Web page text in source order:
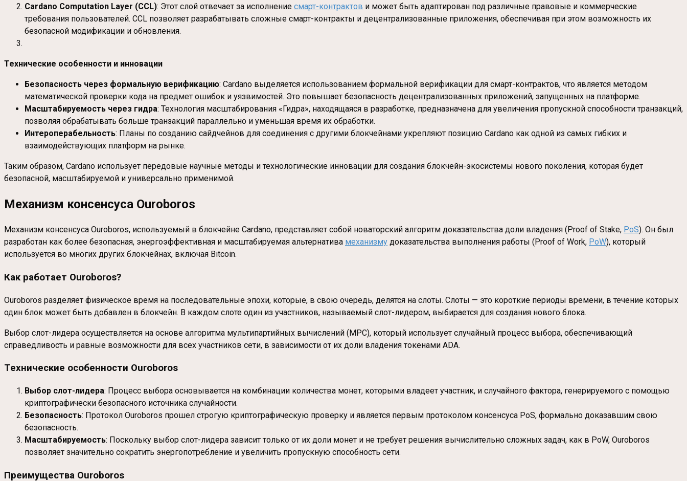
Cardano Computation Layer (CCL): Этот слой отвечает за исполнение смарт-контрактов и может быть адаптирован под различные правовые и коммерческие
требования пользователей. CCL позволяет разрабатывать сложные смарт-контракты и децентрализованные приложения, обеспечивая при этом возможность их
безопасной модификации и обновления.
Технические особенности и инновации
Безопасность через формальную верификацию: Cardano выделяется использованием формальной верификации для смарт-контрактов, что является методом
математической проверки кода на предмет ошибок и уязвимостей. Это повышает безопасность децентрализованных приложений, запущенных на платформе.
Масштабируемость через гидра: Технология масштабирования «Гидра», находящаяся в разработке, предназначена для увеличения пропускной способности транзакций,
позволяя обрабатывать больше транзакций параллельно и уменьшая время их обработки.
Интероперабельность: Планы по созданию сайдчейнов для соединения с другими блокчейнами укрепляют позицию Cardano как одной из самых гибких и
взаимодействующих платформ на рынке.
Таким образом, Cardano использует передовые научные методы и технологические инновации для создания блокчейн-экосистемы нового поколения, которая будет
безопасной, масштабируемой и универсально применимой.
Механизм консенсуса Ouroboros
Механизм консенсуса Ouroboros, используемый в блокчейне Cardano, представляет собой новаторский алгоритм доказательства доли владения (Proof of Stake, PoS). Он был
разработан как более безопасная, энергоэффективная и масштабируемая альтернатива механизму доказательства выполнения работы (Proof of Work, PoW), который
используется во многих других блокчейнах, включая Bitcoin.
Как работает Ouroboros?
Ouroboros разделяет физическое время на последовательные эпохи, которые, в свою очередь, делятся на слоты. Слоты — это короткие периоды времени, в течение которых
один блок может быть добавлен в блокчейн. В каждом слоте один из участников, называемый слот-лидером, выбирается для создания нового блока.
Выбор слот-лидера осуществляется на основе алгоритма мультипартийных вычислений (MPC), который использует случайный процесс выбора, обеспечивающий
справедливость и равные возможности для всех участников сети, в зависимости от их доли владения токенами ADA.
Технические особенности Ouroboros
Выбор слот-лидера: Процесс выбора основывается на комбинации количества монет, которыми владеет участник, и случайного фактора, генерируемого с помощью
криптографически безопасного источника случайности.
Безопасность: Протокол Ouroboros прошел строгую криптографическую проверку и является первым протоколом консенсуса PoS, формально доказавшим свою
безопасность.
Масштабируемость: Поскольку выбор слот-лидера зависит только от их доли монет и не требует решения вычислительно сложных задач, как в PoW, Ouroboros
позволяет значительно сократить энергопотребление и увеличить пропускную способность сети.
Преимущества Ouroboros